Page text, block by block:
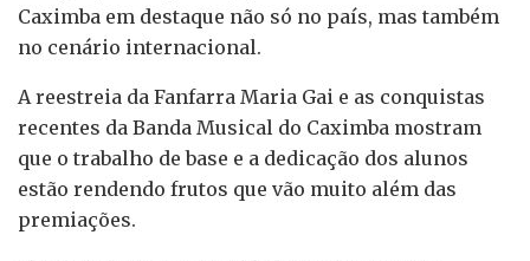
Caximba em destaque não só no país, mas também
no cenário internacional.
A reestreia da Fanfarra Maria Gai e as conquistas
recentes da Banda Musical do Caximba mostram
que o trabalho de base e a dedicação dos alunos
estão rendendo frutos que vão muito além das
premiações.